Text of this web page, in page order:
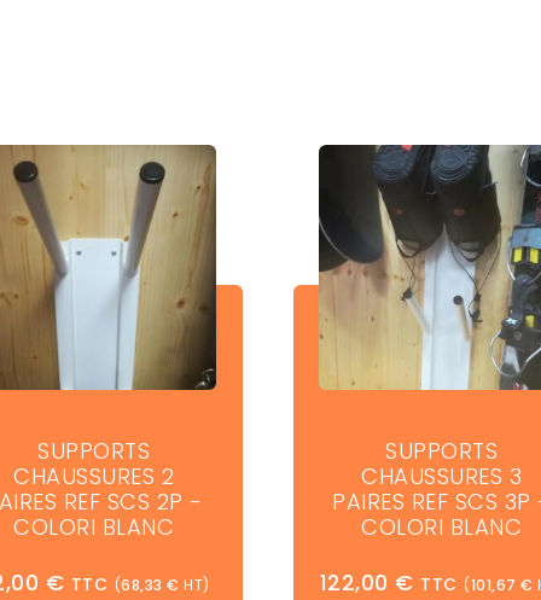
SUPPORTS
CHAUSSURES 2
REF SCS 2P -
COLORI BLANC
€ TTC (68,33 € HT)
SUPPORTS
CHAUSSURES 3
PAIRES REF SCS 3P
COLORI BLANC
122,00 € TTC (101,67€